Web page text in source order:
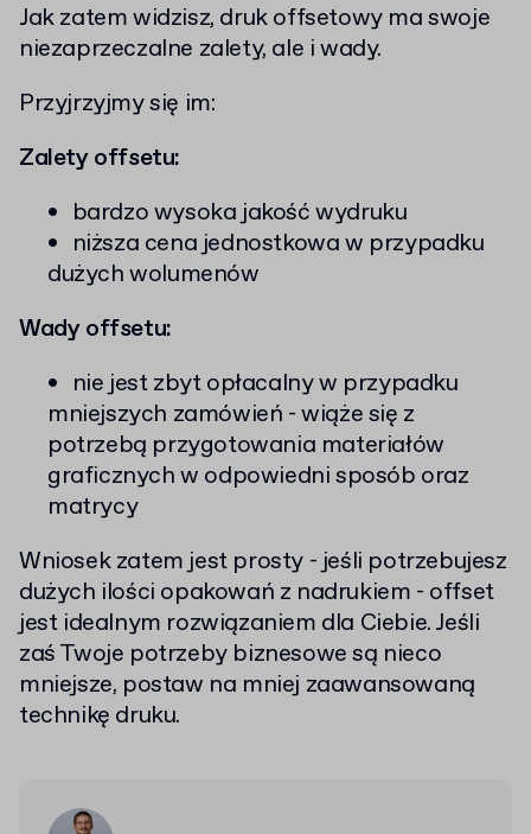
Jak zatem widzisz, druk offsetowy ma swoje
niezaprzeczalne zalety, ale i wady.
Przyjrzyjmy się im:
Zalety offsetu:
bardzo wysoka jakość wydruku
niższa cena jednostkowa w przypadku
dużych wolumenów
Wady offsetu:
nie jest zbyt opłacalny w przypadku
mniejszych zamówień - wiąże się z
potrzebą przygotowania materiałów
graficznych w odpowiedni sposób oraz
matrycy
Wniosek zatem jest prosty - jeśli potrzebujesz
dużych ilości opakowań z nadrukiem - offset
jest idealnym rozwiązaniem dla Ciebie. Jeśli
zaś Twoje potrzeby biznesowe są nieco
mniejsze, postaw na mniej zaawansowaną
technikę druku.